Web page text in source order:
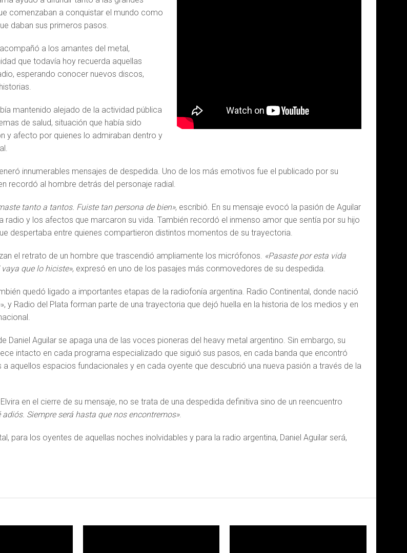
comenzaban a conquistar el mundo como
daban sus primeros pasos.
a los amantes del metal,
que todavía hoy recuerda aquellas
esperando conocer nuevos discos,
mantenido alejado de la actividad pública
de salud, situación que había sido
y afecto por quienes lo admiraban dentro y
innumerables mensajes de despedida. Uno de los más emotivos fue el publicado por su
recordó al hombre detrás del personaje radial.
tanto a tantos. Fuiste tan persona de bien», escribió. En su mensaje evocó la pasión de Aguilar
radio y los afectos que marcaron su vida. También recordó el inmenso amor que sentía por su hijo
despertaba entre quienes compartieron distintos momentos de su trayectoria.
el retrato de un hombre que trascendió ampliamente los micrófonos. «Pasaste por esta vida
que lo hiciste», expresó en uno de los pasajes más conmovedores de su despedida.
quedó ligado a importantes etapas de la radiofonía argentina. Radio Continental, donde nació
y Radio del Plata forman parte de una trayectoria que dejó huella en la historia de los medios y en
Daniel Aguilar se apaga una de las voces pioneras del heavy metal argentino. Sin embargo, su
intacto en cada programa especializado que siguió sus pasos, en cada banda que encontró
a aquellos espacios fundacionales y en cada oyente que descubrió una nueva pasión a través de la
en el cierre de su mensaje, no se trata de una despedida definitiva sino de un reencuentro
adiós. Siempre será hasta que nos encontremos».
para los oyentes de aquellas noches inolvidables y para la radio argentina, Daniel Aguilar será,